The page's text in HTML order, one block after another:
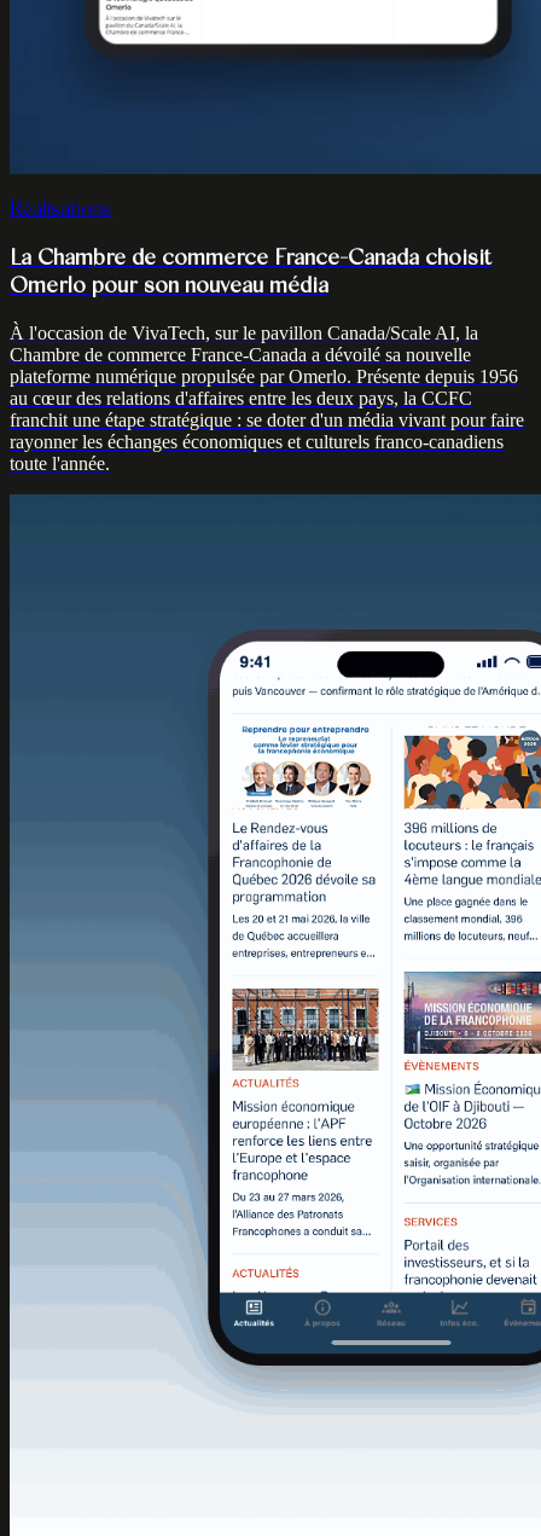
Réalisations
La Chambre de commerce France-Canada choisit
Omerlo pour son nouveau média
À l'occasion de VivaTech, sur le pavillon Canada/Scale AI, la
Chambre de commerce France-Canada a dévoilé sa nouvelle
plateforme numérique propulsée par Omerlo. Présente depuis 1956
au cœur des relations d'affaires entre les deux pays, la CCFC
franchit une étape stratégique : se doter d'un média vivant pour faire
rayonner les échanges économiques et culturels franco-canadiens
toute l'année.